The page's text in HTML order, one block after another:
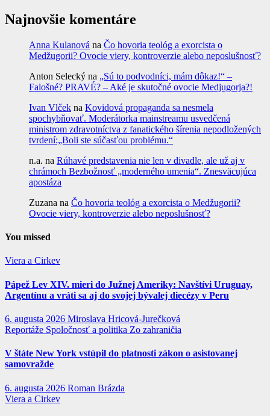
Najnovšie komentáre
Anna Kulanová na Čo hovoria teológ a exorcista o
Medžugorii? Ovocie viery, kontroverzie alebo neposlušnosť?
Anton Selecký na „Sú to podvodníci, mám dôkaz!“ –
Falošné? PRAVÉ? – Aké je skutočné ovocie Medjugorja?!
Ivan Vlček na Kovidová propaganda sa nesmela
spochybňovať. Moderátorka mainstreamu usvedčená
ministrom zdravotníctva z fanatického šírenia nepodložených
tvrdení:„Boli ste súčasťou problému.“
n.a. na Rúhavé predstavenia nie len v divadle, ale už aj v
chrámoch Bezbožnosť „moderného umenia“. Znesväcujúca
apostáza
Zuzana na Čo hovoria teológ a exorcista o Medžugorii?
Ovocie viery, kontroverzie alebo neposlušnosť?
You missed
Viera a Cirkev
Pápež Lev XIV. mieri do Južnej Ameriky: Navštívi Uruguay,
Argentínu a vráti sa aj do svojej bývalej diecézy v Peru
6. augusta 2026 Miroslava Hricová-Jurečková
Reportáže Spoločnosť a politika Zo zahraničia
V štáte New York vstúpil do platnosti zákon o asistovanej
samovražde
6. augusta 2026 Roman Brázda
Viera a Cirkev